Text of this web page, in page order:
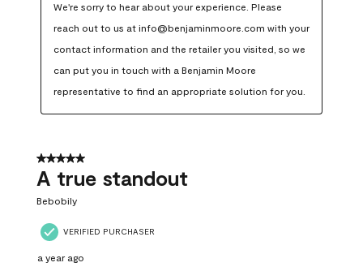
We're sorry to hear about your experience. Please
reach out to us at info@benjaminmoore.com with your
contact information and the retailer you visited, so we
can put you in touch with a Benjamin Moore
representative to find an appropriate solution for you.
5 out of 5 stars.
A true standout
Bebobily
VERIFIED PURCHASER
a year ago